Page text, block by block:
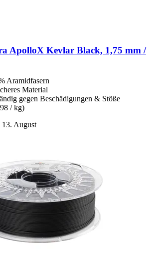
ApolloX Kevlar Black, 1,75 mm /
Aramidfasern
Material
gegen Beschädigungen & Stöße
/ kg)
13. August